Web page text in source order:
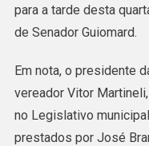
para a tarde desta
de Senador Guiomard.
Em nota, o presidente
vereador Vitor
no Legislativo
prestados por José